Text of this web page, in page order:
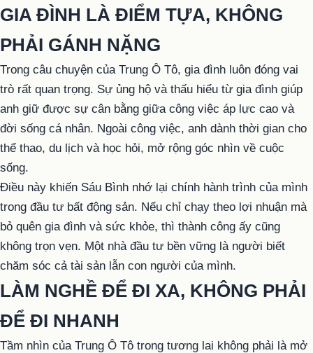
GIA ĐÌNH LÀ ĐIỂM TỰA, KHÔNG
PHẢI GÁNH NẶNG
Trong câu chuyện của Trung Ô Tô, gia đình luôn đóng vai
trò rất quan trọng. Sự ủng hộ và thấu hiểu từ gia đình giúp
anh giữ được sự cân bằng giữa công việc áp lực cao và
đời sống cá nhân. Ngoài công việc, anh dành thời gian cho
thể thao, du lịch và học hỏi, mở rộng góc nhìn về cuộc
sống.
Điều này khiến Sáu Bình nhớ lại chính hành trình của mình
trong đầu tư bất động sản. Nếu chỉ chạy theo lợi nhuận mà
bỏ quên gia đình và sức khỏe, thì thành công ấy cũng
không trọn vẹn. Một nhà đầu tư bền vững là người biết
chăm sóc cả tài sản lẫn con người của mình.
LÀM NGHỀ ĐỂ ĐI XA, KHÔNG PHẢI
ĐỂ ĐI NHANH
Tầm nhìn của Trung Ô Tô trong tương lai không phải là mở